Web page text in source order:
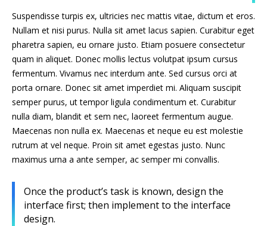
Suspendisse turpis ex, ultricies nec mattis vitae, dictum et eros.
Nullam et nisi purus. Nulla sit amet lacus sapien. Curabitur eget
pharetra sapien, eu ornare justo. Etiam posuere consectetur
quam in aliquet. Donec mollis lectus volutpat ipsum cursus
fermentum. Vivamus nec interdum ante. Sed cursus orci at
porta ornare. Donec sit amet imperdiet mi. Aliquam suscipit
semper purus, ut tempor ligula condimentum et. Curabitur
nulla diam, blandit et sem nec, laoreet fermentum augue.
Maecenas non nulla ex. Maecenas et neque eu est molestie
rutrum at vel neque. Proin sit amet egestas justo. Nunc
maximus urna a ante semper, ac semper mi convallis.
Once the product’s task is known, design the
interface first; then implement to the interface
design.